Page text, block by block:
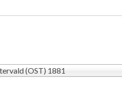
(OST) 1881